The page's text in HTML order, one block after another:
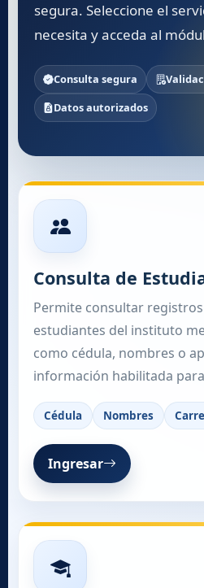
segura. Seleccione el
necesita y acceda al
Consulta segura
Datos autorizados
Consulta de
Permite consultar
estudiantes del instituto
como cédula, nombres o
información habilitada
Cédula Nombres
Ingresar